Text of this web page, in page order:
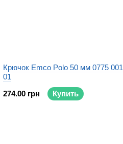
Крючок Emco Polo 50 мм 0775 001
01
274.00 грн
Купить